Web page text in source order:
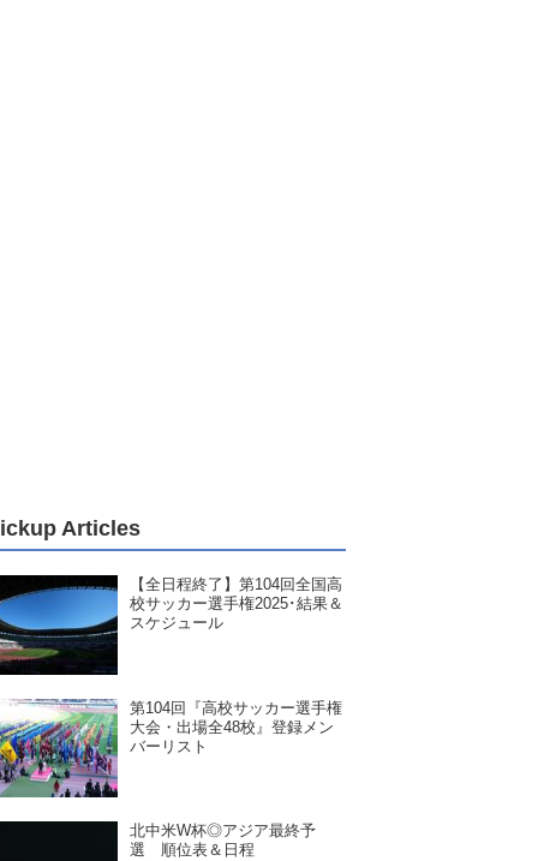
Articles
【全日程終了】第104回全国高
校サッカー選手権2025･結果＆
スケジュール
第104回『高校サッカー選手権
大会・出場全48校』登録メン
バーリスト
北中米W杯◎アジア最終予
選 順位表＆日程